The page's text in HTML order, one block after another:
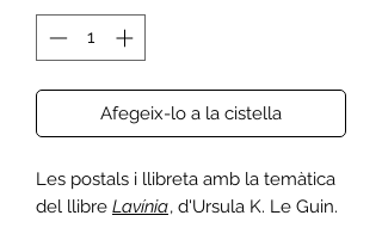
Afegeix-lo a la cistella
Les postals i llibreta amb la temàtica
del llibre Lavínia, d'Ursula K. Le Guin.